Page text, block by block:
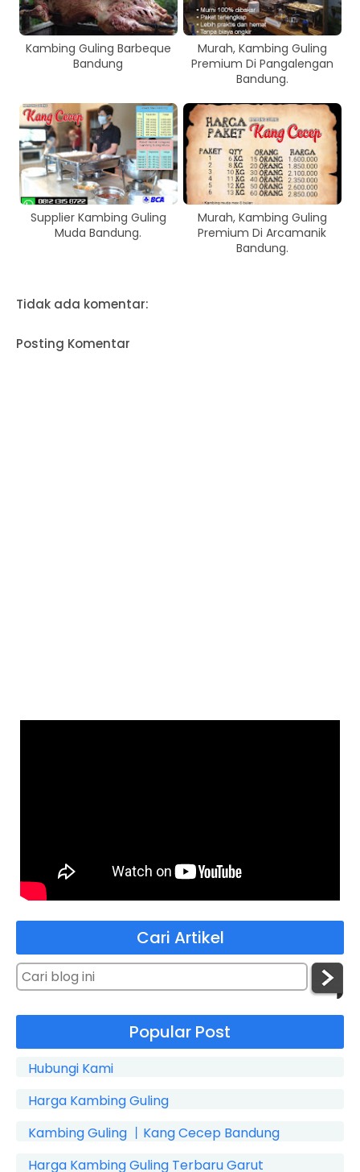
Kambing Guling Barbeque
Bandung
Murah, Kambing Guling
Premium Di Pangalengan
Bandung.
Supplier Kambing Guling
Muda Bandung.
Murah, Kambing Guling
Premium Di Arcamanik
Bandung.
Tidak ada komentar:
Posting Komentar
Cari Artikel
Popular Post
Hubungi Kami
Harga Kambing Guling
Kambing Guling 丨Kang Cecep Bandung
Harga Kambing Guling Terbaru Garut